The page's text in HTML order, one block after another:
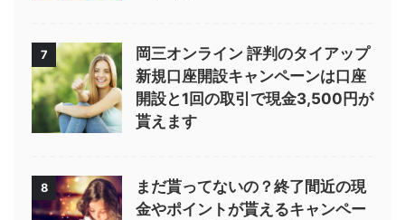
7
岡三オンライン 評判のタイアップ
新規口座開設キャンペーンは口座
開設と1回の取引で現金3,500円が
貰えます
8
まだ貰ってないの？終了間近の現
金やポイントが貰えるキャンペー